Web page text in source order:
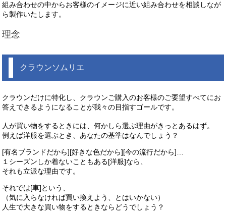
組み合わせの中からお客様のイメージに近い組み合わせを相談しなが
ら製作いたします。
理念
クラウンソムリエ
クラウンだけに特化し、クラウンご購入のお客様のご要望すべてにお
答えできるようになることが我々の目指すゴールです。
人が買い物をするときには、何かしら選ぶ理由がきっとあるはず。
例えば洋服を選ぶとき、あなたの基準はなんでしょう？
[有名ブランドだから][好きな色だから][今の流行だから]…
１シーズンしか着ないこともある[洋服]なら、
それも立派な理由です。
それでは[車]という、
（気に入らなければ買い換えよう、とはいかない）
人生で大きな買い物をするときならどうでしょう？